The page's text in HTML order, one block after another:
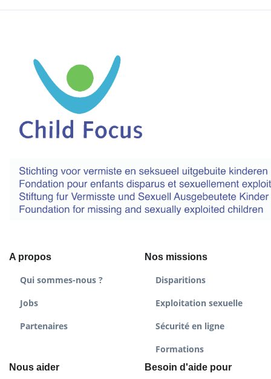
A propos
Qui sommes-nous ?
Jobs
Partenaires
Nos missions
Disparitions
Exploitation sexuelle
Sécurité en ligne
Formations
Nous aider Besoin d'aide pour